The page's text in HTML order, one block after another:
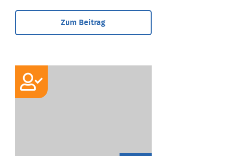
Zum Beitrag